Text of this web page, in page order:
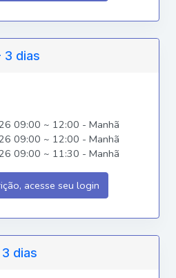
3 dias
09:00 ~ 12:00 - Manhã
09:00 ~ 12:00 - Manhã
09:00 ~ 11:30 - Manhã
acesse seu login
dias